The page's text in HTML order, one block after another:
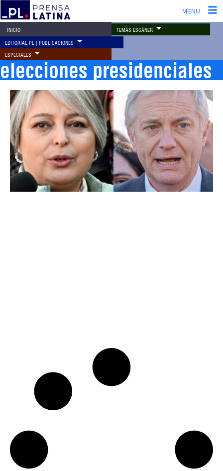
MENU
INICIO TEMAS ESCÁNER
EDITORIAL PL | PUBLICACIONES
ESPECIALES
elecciones presidenciales